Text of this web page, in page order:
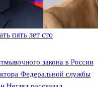
пять лет сто
закона в России
Федеральной службы